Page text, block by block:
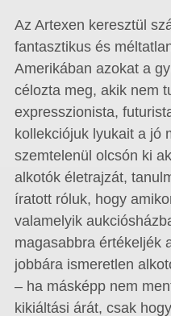
Az Artexen keresztül
fantasztikus és
Amerikában azokat a
célozta meg, akik nem
expresszionista,
kollekciójuk lyukait a jó
szemtelenül olcsón ki
alkotók életrajzát,
íratott róluk, hogy
valamelyik
magasabbra értékeljék
jobbára ismeretlen
– ha másképp nem
kikiáltási árát, csak